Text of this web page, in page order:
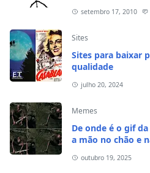
setembro 17, 2010
Sites
Sites para baixar
qualidade
julho 20, 2024
Memes
De onde é o gif
a mão no chão e
outubro 19, 2025